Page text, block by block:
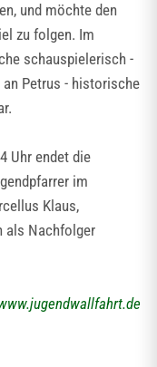
und möchte den
zu folgen. Im
schauspielerisch -
an Petrus - historische
Uhr endet die
im
Klaus,
als Nachfolger